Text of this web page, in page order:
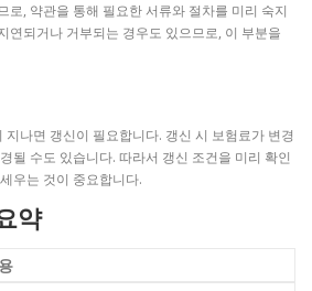
로, 약관을 통해 필요한 서류와 절차를 미리 숙지
연되거나 거부되는 경우도 있으므로, 이 부분을
나면 갱신이 필요합니다. 갱신 시 보험료가 변경
될 수도 있습니다. 따라서 갱신 조건을 미리 확인
우는 것이 중요합니다.
약